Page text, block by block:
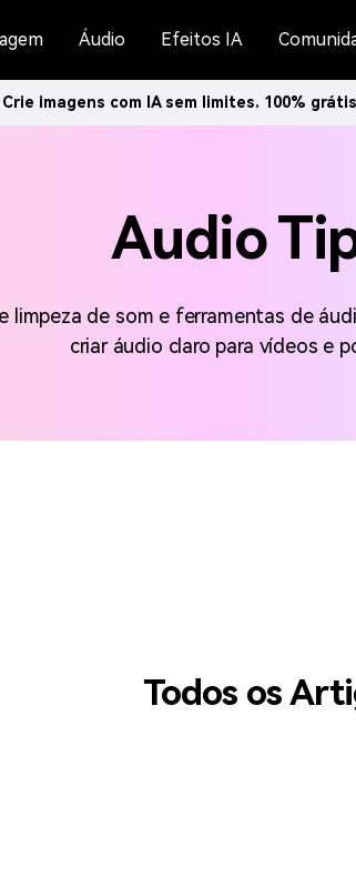
Áudio Efeitos IA
Crie imagens com IA sem limites. 100%
Audio
limpeza de som e ferramentas de
criar áudio claro para vídeos e
Todos os